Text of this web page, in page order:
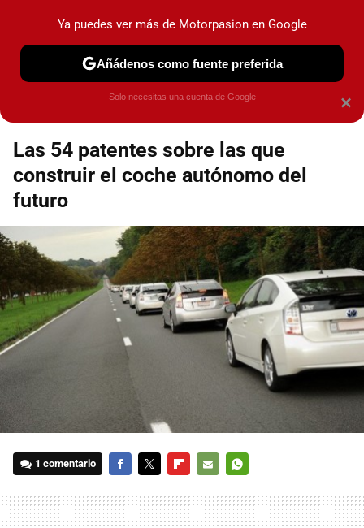
marca que se menciona
Espacio Toyota
Las 54 patentes sobre las que
construir el coche autónomo del
futuro
1 comentario
MAIL
×
Ya puedes ver más de Motorpasion en Google
Añádenos como fuente preferida
Solo necesitas una cuenta de Google